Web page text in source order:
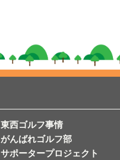
東西ゴルフ事情
がんばれゴルフ部
サポータープロジェクト